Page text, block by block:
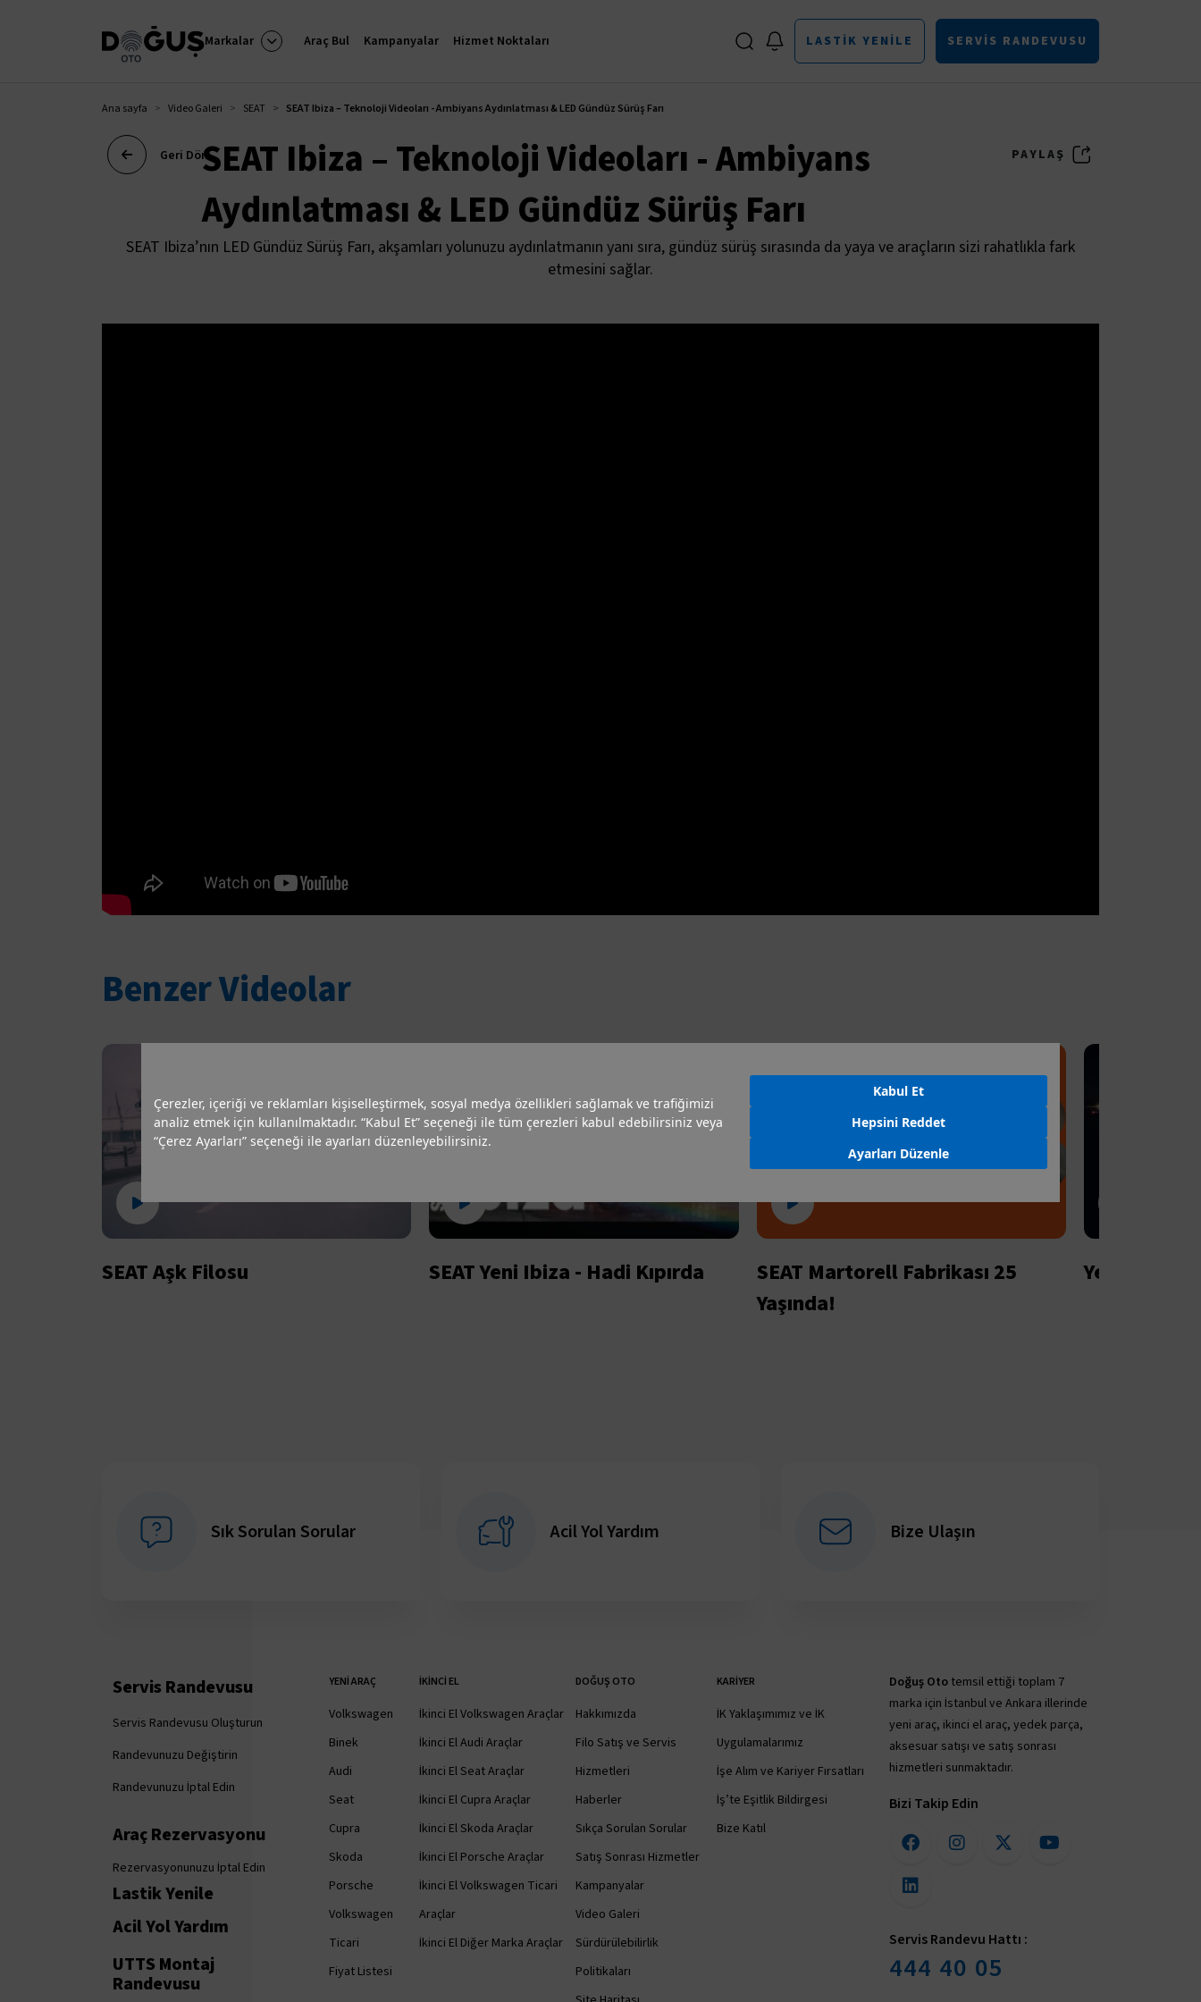
Çerezler, içeriği ve reklamları kişiselleştirmek, sosyal medya özellikleri sağlamak ve trafiğimizi
analiz etmek için kullanılmaktadır. “Kabul Et” seçeneği ile tüm çerezleri kabul edebilirsiniz veya
“Çerez Ayarları” seçeneği ile ayarları düzenleyebilirsiniz.
Ayarları Düzenle
Hepsini Reddet
Kabul Et
Markalar Araç Bul Kampanyalar Hizmet Noktaları LASTIK YENILE SERVIS RANDEVUSU
Ana sayfa Video Galeri SEAT SEAT Ibiza – Teknoloji Videoları - Ambiyans Aydınlatması & LED Gündüz Sürüş Farı
SEAT Ibiza – Teknoloji Videoları - Ambiyans
Aydınlatması & LED Gündüz Sürüş Farı
SEAT Ibiza’nın LED Gündüz Sürüş Farı, akşamları yolunuzu aydınlatmanın yanı sıra, gündüz sürüş sırasında da yaya ve araçların sizi rahatlıkla fark
etmesini sağlar.
Geri Dön PAYLAŞ
Benzer Videolar
SEAT Aşk Filosu SEAT Yeni Ibiza - Hadi Kıpırda
SEAT Martorell Fabrikası 25
Yaşında!
Yeni SEAT
Sık Sorulan Sorular Acil Yol Yardım Bize Ulaşın
Servis Randevusu
Servis Randevusu Oluşturun
Randevunuzu Değiştirin
Randevunuzu İptal Edin
Araç Rezervasyonu
Rezervasyonunuzu İptal Edin
Lastik Yenile
Acil Yol Yardım
UTTS Montaj
Randevusu
YENI ARAÇ
Volkswagen
Binek
Audi
Seat
Cupra
Skoda
Porsche
Volkswagen
Ticari
Fiyat Listesi
İKINCI EL
İkinci El Volkswagen Araçlar
İkinci El Audi Araçlar
İkinci El Seat Araçlar
İkinci El Cupra Araçlar
İkinci El Skoda Araçlar
İkinci El Porsche Araçlar
İkinci El Volkswagen Ticari
Araçlar
İkinci El Diğer Marka Araçlar
DOĞUŞ OTO
Hakkımızda
Filo Satış ve Servis
Hizmetleri
Haberler
Sıkça Sorulan Sorular
Satış Sonrası Hizmetler
Kampanyalar
Video Galeri
Sürdürülebilirlik
Politikaları
KARIYER
İK Yaklaşımımız ve İK
Uygulamalarımız
İşe Alım ve Kariyer Fırsatları
İş’te Eşitlik Bildirgesi
Bize Katıl
Doğuş Ototemsil ettiği toplam 7
marka için İstanbul ve Ankara illerinde
yeni araç, ikinci el araç, yedek parça,
aksesuar satışı ve satış sonrası
hizmetleri sunmaktadır.
Bizi Takip Edin
Servis Randevu Hattı :
444 40 05